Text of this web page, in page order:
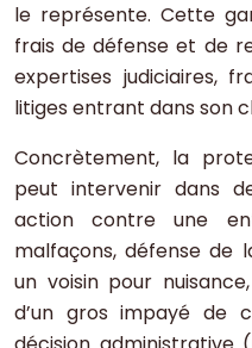
le représente. Cette
frais de défense et de
expertises judiciaires,
litiges entrant dans son
Concrètement, la
peut intervenir dans
action contre une
malfaçons, défense
un voisin pour
d’un gros impayé de